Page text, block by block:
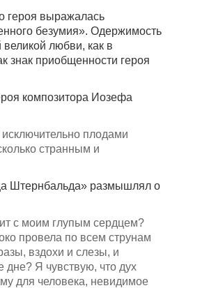
героя выражалась
безумия». Одержимость
любви, как в
знак приобщенности героя
композитора Иозефа
плодами
странным и
Штернбальда» размышлял о
с моим глупым сердцем?
провела по всем струнам
вздохи и слезы, и
Я чувствую, что дух
для человека, невидимое